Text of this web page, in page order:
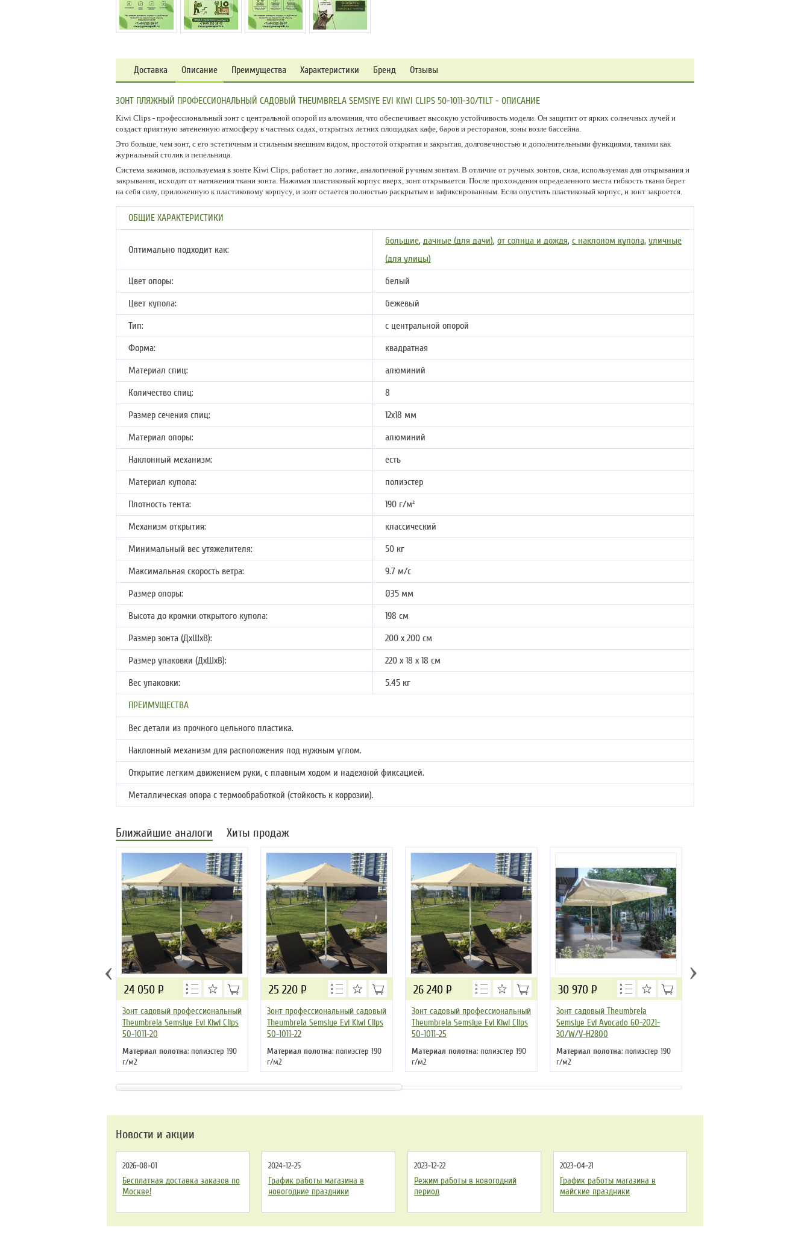
Доставка Описание Преимущества Характеристики Бренд Отзывы
ЗОНТ ПЛЯЖНЫЙ ПРОФЕССИОНАЛЬНЫЙ САДОВЫЙ THEUMBRELA SEMSIYE EVI KIWI CLIPS 50-1011-30/TILT - ОПИСАНИЕ
Kiwi Clips - профессиональный зонт с центральной опорой из алюминия, что обеспечивает высокую устойчивость модели. Он защитит от ярких солнечных лучей и
создаст приятную затененную атмосферу в частных садах, открытых летних площадках кафе, баров и ресторанов, зоны возле бассейна.
Это больше, чем зонт, с его эстетичным и стильным внешним видом, простотой открытия и закрытия, долговечностью и дополнительными функциями, такими как
журнальный столик и пепельница.
Система зажимов, используемая в зонте Kiwi Clips, работает по логике, аналогичной ручным зонтам. В отличие от ручных зонтов, сила, используемая для открывания и
закрывания, исходит от натяжения ткани зонта. Нажимая пластиковый корпус вверх, зонт открывается. После прохождения определенного места гибкость ткани берет
на себя силу, приложенную к пластиковому корпусу, и зонт остается полностью раскрытым и зафиксированным. Если опустить пластиковый корпус, и зонт закроется.
ОБЩИЕ ХАРАКТЕРИСТИКИ
Оптимально подходит как:
большие, дачные (для дачи), от солнца и дождя, с наклоном купола, уличные
(для улицы)
Цвет опоры:
белый
Цвет купола:
бежевый
Тип:
с центральной опорой
Форма:
квадратная
Материал спиц:
алюминий
Количество спиц:
8
Размер сечения спиц:
12х18 мм
Материал опоры:
алюминий
Наклонный механизм:
есть
Материал купола:
полиэстер
Плотность тента:
190 г/м²
Механизм открытия:
классический
Минимальный вес утяжелителя:
50 кг
Максимальная скорость ветра:
9.7 м/с
Размер опоры:
Ø35 мм
Высота до кромки открытого купола:
198 см
Размер зонта (ДхШхВ):
200 х 200 см
Размер упаковки (ДхШхВ):
220 х 18 х 18 см
Вес упаковки:
5.45 кг
ПРЕИМУЩЕСТВА
Вес детали из прочного цельного пластика.
Наклонный механизм для расположения под нужным углом.
Открытие легким движением руки, с плавным ходом и надежной фиксацией.
Металлическая опора с термообработкой (стойкость к коррозии).
Ближайшие аналоги Хиты продаж
Зонт садовый профессиональный
Theumbrela Semsiye Evi Kiwi Clips
50-1011-20
Материал полотна: полиэстер 190
г/м2
Материал стойки: алюминий
Цвет: бежевый
24 050 Р
Зонт профессиональный садовый
Theumbrela Semsiye Evi Kiwi Clips
50-1011-22
Материал полотна: полиэстер 190
г/м2
Материал стойки: алюминий
Цвет: бежевый
25 220 Р
Зонт садовый профессиональный
Theumbrela Semsiye Evi Kiwi Clips
50-1011-25
Материал полотна: полиэстер 190
г/м2
Материал стойки: алюминий
26 240 Р
Зонт садовый Theumbrela
Semsiye Evi Avocado 60-2021-
30/W/V-H2800
Материал полотна: полиэстер 190
г/м2
Материал стойки: алюминий
30 970 Р
‹ ›
Новости и акции
2026-08-01
Бесплатная доставка заказов по
Москве!
2024-12-25
График работы магазина в
новогодние праздники
2023-12-22
Режим работы в новогодний
период
2023-04-21
График работы магазина в
майские праздники